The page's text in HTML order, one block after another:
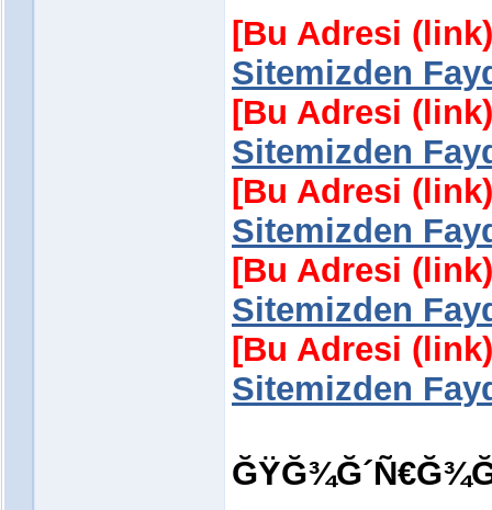
[Bu Adresi
Sitemizden
[Bu Adresi
Sitemizden
[Bu Adresi
Sitemizden
[Bu Adresi
Sitemizden
[Bu Adresi
Sitemizden